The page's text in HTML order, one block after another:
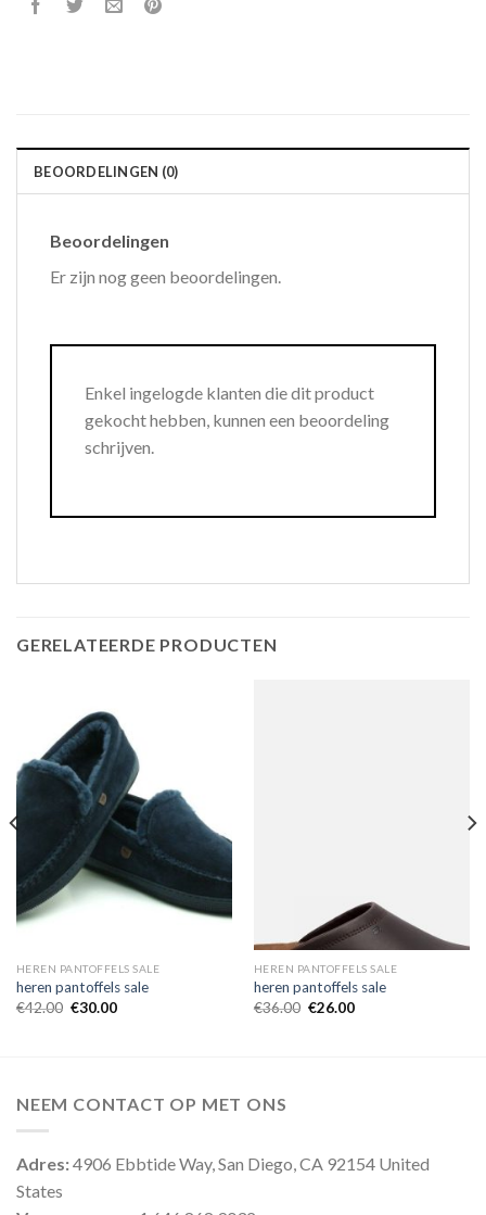
BEOORDELINGEN (0)
Beoordelingen
Er zijn nog geen beoordelingen.
Enkel ingelogde klanten die dit product
gekocht hebben, kunnen een beoordeling
schrijven.
GERELATEERDE PRODUCTEN
HEREN PANTOFFELS SALE
heren pantoffels sale
€42.00 €30.00
HEREN PANTOFFELS SALE
heren pantoffels sale
€36.00 €26.00
NEEM CONTACT OP MET ONS
Adres:4906 Ebbtide Way, San Diego, CA 92154 United
States